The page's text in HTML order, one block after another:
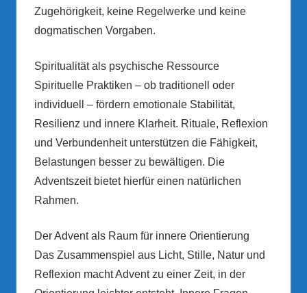
Zugehörigkeit, keine Regelwerke und keine
dogmatischen Vorgaben.
Spiritualität als psychische Ressource
Spirituelle Praktiken – ob traditionell oder
individuell – fördern emotionale Stabilität,
Resilienz und innere Klarheit. Rituale, Reflexion
und Verbundenheit unterstützen die Fähigkeit,
Belastungen besser zu bewältigen. Die
Adventszeit bietet hierfür einen natürlichen
Rahmen.
Der Advent als Raum für innere Orientierung
Das Zusammenspiel aus Licht, Stille, Natur und
Reflexion macht Advent zu einer Zeit, in der